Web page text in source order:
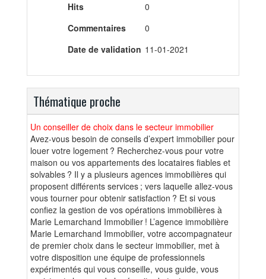
Hits
0
Commentaires
0
Date de validation 11-01-2021
Thématique proche
Un conseiller de choix dans le secteur immobilier
Avez-vous besoin de conseils d’expert immobilier pour
louer votre logement ? Recherchez-vous pour votre
maison ou vos appartements des locataires fiables et
solvables ? Il y a plusieurs agences immobilières qui
proposent différents services ; vers laquelle allez-vous
vous tourner pour obtenir satisfaction ? Et si vous
confiez la gestion de vos opérations immobilières à
Marie Lemarchand Immobilier ! L’agence immobilière
Marie Lemarchand Immobilier, votre accompagnateur
de premier choix dans le secteur immobilier, met à
votre disposition une équipe de professionnels
expérimentés qui vous conseille, vous guide, vous